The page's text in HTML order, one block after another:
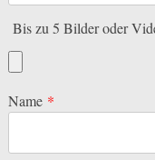
Bis zu 5 Bilder oder
Name *